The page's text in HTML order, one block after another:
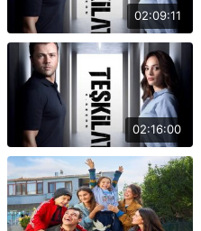
02:09:11
02:16:00